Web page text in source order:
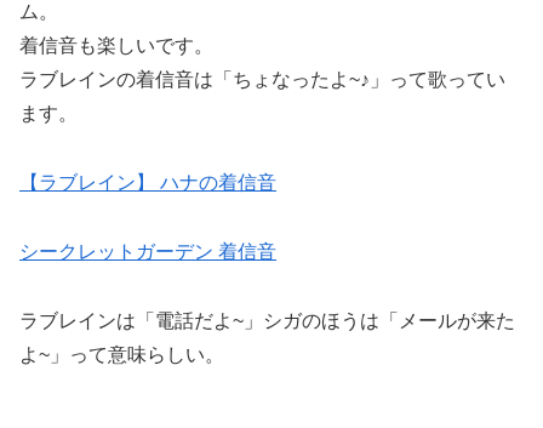
ム。
着信音も楽しいです。
ラブレインの着信音は「ちょなったよ~♪」って歌ってい
ます。
【ラブレイン】 ハナの着信音
シークレットガーデン 着信音
ラブレインは「電話だよ~」シガのほうは「メールが来た
よ~」って意味らしい。